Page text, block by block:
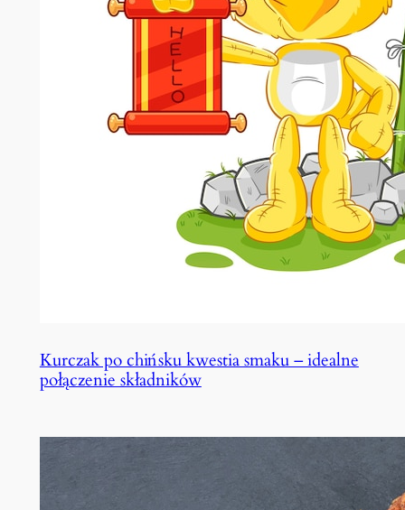
Kurczak po chińsku kwestia smaku – idealne
połączenie składników